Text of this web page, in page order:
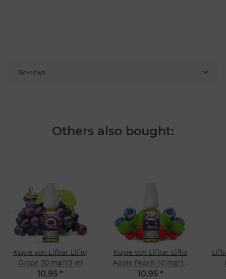
Reviews
Others also bought:
Kopie von Elfbar Elfliq
Grape 20 mg/10 ml
10,95 *
Kopie von Elfbar Elfliq
Apple Peach 10 mg/10
ml
10,95 *